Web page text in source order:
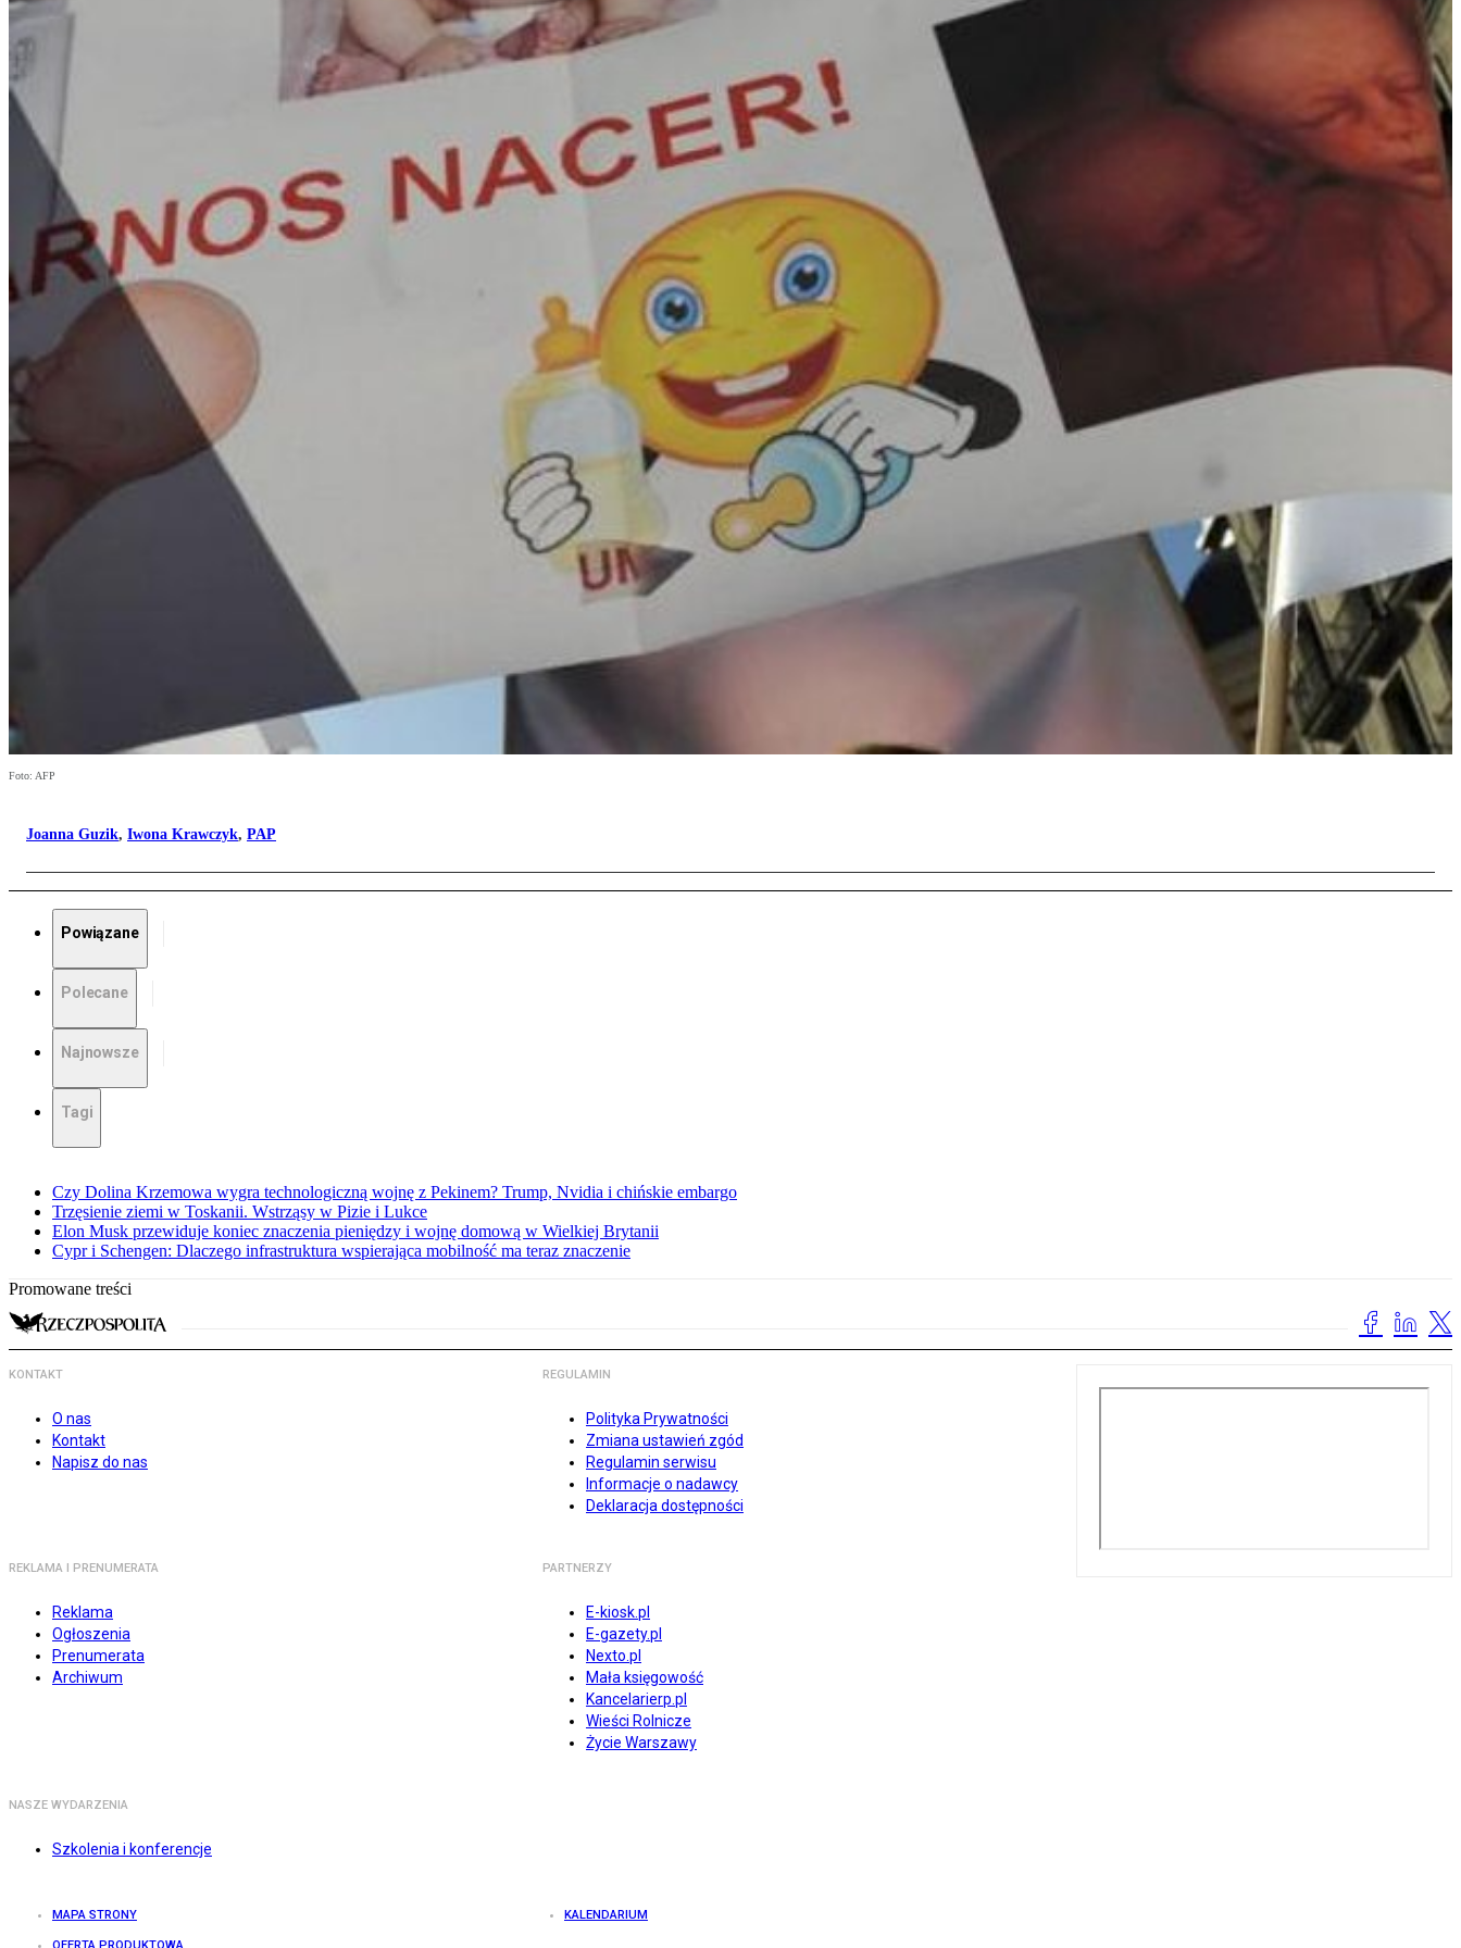
Foto: AFP
Joanna Guzik, Iwona Krawczyk, PAP
Powiązane
Polecane
Najnowsze
Tagi
Czy Dolina Krzemowa wygra technologiczną wojnę z Pekinem? Trump, Nvidia i chińskie embargo
Trzęsienie ziemi w Toskanii. Wstrząsy w Pizie i Lukce
Elon Musk przewiduje koniec znaczenia pieniędzy i wojnę domową w Wielkiej Brytanii
Cypr i Schengen: Dlaczego infrastruktura wspierająca mobilność ma teraz znaczenie
Promowane treści
KONTAKT
O nas
Kontakt
Napisz do nas
REGULAMIN
Polityka Prywatności
Zmiana ustawień zgód
Regulamin serwisu
Informacje o nadawcy
Deklaracja dostępności
REKLAMA I PRENUMERATA
Reklama
Ogłoszenia
Prenumerata
Archiwum
PARTNERZY
E-kiosk.pl
E-gazety.pl
Nexto.pl
Mała księgowość
Kancelarierp.pl
Wieści Rolnicze
Życie Warszawy
NASZE WYDARZENIA
Szkolenia i konferencje
MAPA STRONY KALENDARIUM